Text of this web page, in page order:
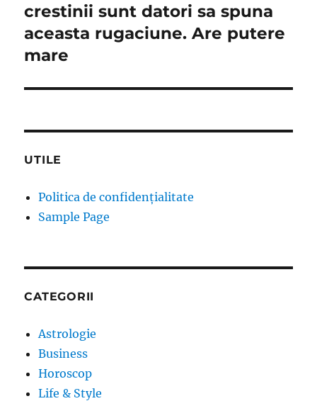
post:
crestinii sunt datori sa spuna
aceasta rugaciune. Are putere
mare
UTILE
Politica de confidențialitate
Sample Page
CATEGORII
Astrologie
Business
Horoscop
Life & Style